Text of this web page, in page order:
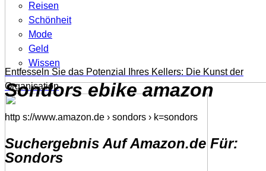
Entfesseln Sie das Potenzial Ihres Kellers: Die Kunst der
Organisation
Reisen
Schönheit
Mode
Geld
Wissen
Sondors ebike amazon
http s://www.amazon.de › sondors › k=sondors
Suchergebnis Auf Amazon.de Für:
Sondors